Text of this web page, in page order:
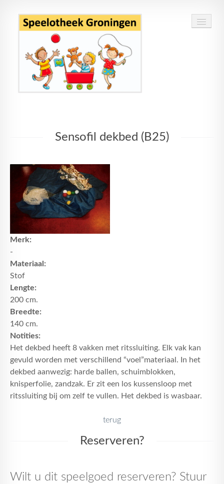
Openingstijden
Routebeschrijving
Contact
Sensofil dekbed (B25)
Merk:
-
Materiaal:
Stof
Lengte:
200 cm.
Breedte:
140 cm.
Notities:
Het dekbed heeft 8 vakken met ritssluiting. Elk vak kan
gevuld worden met verschillend “voel”materiaal. In het
dekbed aanwezig: harde ballen, schuimblokken,
knisperfolie, zandzak. Er zit een los kussensloop met
ritssluiting bij om zelf te vullen. Het dekbed is wasbaar.
terug
Reserveren?
Wilt u dit speelgoed reserveren? Stuur